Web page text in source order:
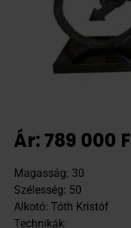
Ár:789 000
Magasság: 30
Szélesség: 50
Alkotó: Tóth Kristóf
Technikák: